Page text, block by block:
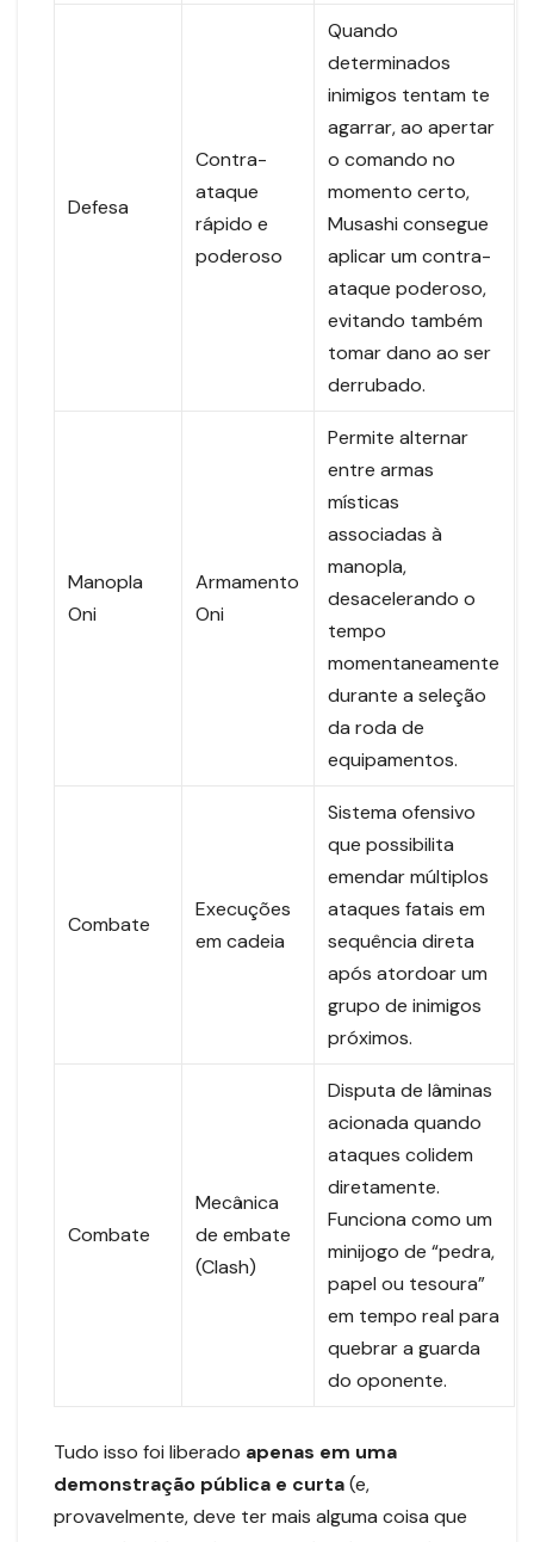
Defesa
Contra-
ataque
rápido e
poderoso
Quando
determinados
inimigos tentam te
agarrar, ao apertar
o comando no
momento certo,
Musashi consegue
aplicar um contra-
ataque poderoso,
evitando também
tomar dano ao ser
derrubado.
Manopla
Oni
Armamento
Oni
Permite alternar
entre armas
místicas
associadas à
manopla,
desacelerando o
tempo
momentaneamente
durante a seleção
da roda de
equipamentos.
Combate
Execuções
em cadeia
Sistema ofensivo
que possibilita
emendar múltiplos
ataques fatais em
sequência direta
após atordoar um
grupo de inimigos
próximos.
Combate
Mecânica
de embate
(Clash)
Disputa de lâminas
acionada quando
ataques colidem
diretamente.
Funciona como um
minijogo de “pedra,
papel ou tesoura”
em tempo real para
quebrar a guarda
do oponente.
Tudo isso foi liberado apenas em uma
demonstração pública e curta(e,
provavelmente, deve ter mais alguma coisa que